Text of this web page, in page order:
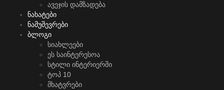
ავეჯის დამზადება
ნახატები
ნამუშევრები
ბლოგი
სიახლეები
ეს საინტერესოა
სტილი ინტერიერში
ტოპ 10
მხატვრები